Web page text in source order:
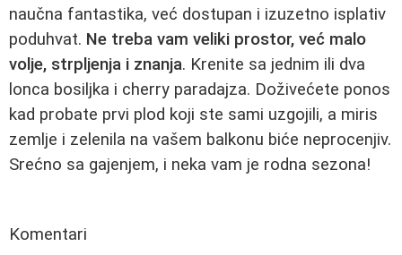
naučna fantastika, već dostupan i izuzetno isplativ
poduhvat. Ne treba vam veliki prostor, već malo
volje, strpljenja i znanja. Krenite sa jednim ili dva
lonca bosiljka i cherry paradajza. Doživećete ponos
kad probate prvi plod koji ste sami uzgojili, a miris
zemlje i zelenila na vašem balkonu biće neprocenjiv.
Srećno sa gajenjem, i neka vam je rodna sezona!
Komentari